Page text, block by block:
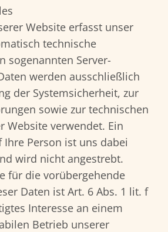
Website erfasst unser
technische
sogenannten Server-
werden ausschließlich
der Systemsicherheit, zur
sowie zur technischen
Website verwendet. Ein
Ihre Person ist uns dabei
wird nicht angestrebt.
für die vorübergehende
Daten ist Art. 6 Abs. 1 lit. f
Interesse an einem
Betrieb unserer